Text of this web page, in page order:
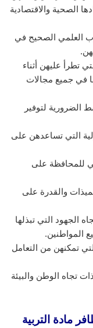
الصحية والاقتصادية
العلمي الصحيح في
تطرأ عليهن أثناء
في جميع مجالات
الضرورية لتوفير
التي تساعدهن على
للمحافظة على
والقدرة على
الجهود التي تبذلها
المواطنين.
تمكنهن من التعامل
تجاه الوطن والبيئة
مادة التربية